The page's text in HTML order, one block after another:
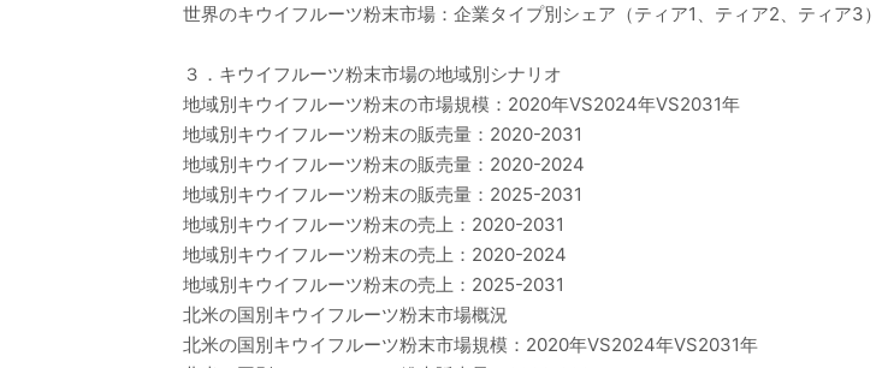
世界のキウイフルーツ粉末市場：企業タイプ別シェア（ティア1、ティア2、ティア3）
３．キウイフルーツ粉末市場の地域別シナリオ
地域別キウイフルーツ粉末の市場規模：2020年VS2024年VS2031年
地域別キウイフルーツ粉末の販売量：2020-2031
地域別キウイフルーツ粉末の販売量：2020-2024
地域別キウイフルーツ粉末の販売量：2025-2031
地域別キウイフルーツ粉末の売上：2020-2031
地域別キウイフルーツ粉末の売上：2020-2024
地域別キウイフルーツ粉末の売上：2025-2031
北米の国別キウイフルーツ粉末市場概況
北米の国別キウイフルーツ粉末市場規模：2020年VS2024年VS2031年